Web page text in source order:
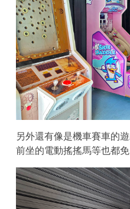
另外還有像是機車賽車的
前坐的電動搖搖馬等也都免